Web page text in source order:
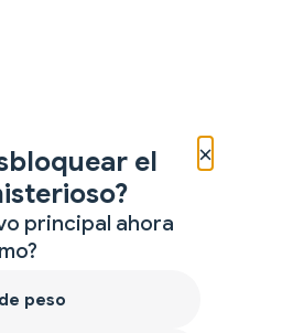
×
el
principal ahora
peso